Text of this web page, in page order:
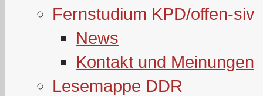
Fernstudium KPD/offen-siv
News
Kontakt und Meinungen
Lesemappe DDR